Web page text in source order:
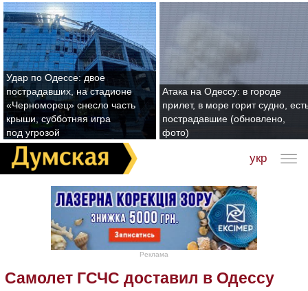
Удар по Одессе: двое
пострадавших, на стадионе
«Черноморец» снесло часть
крыши, субботняя игра
под угрозой
Атака на Одессу: в городе
прилет, в море горит судно,
пострадавшие (обновлено,
фото)
укр
Реклама
Самолет ГСЧС доставил в Одессу